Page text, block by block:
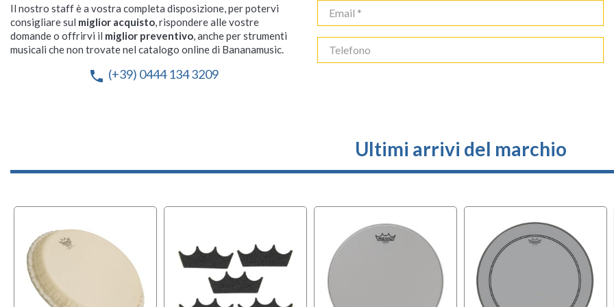
Il nostro staff è a vostra completa disposizione, per potervi
consigliare sul miglior acquisto, rispondere alle vostre
domande o offrirvi il miglior preventivo, anche per strumenti
musicali che non trovate nel catalogo online di Bananamusic.
phone (+39) 0444 134 3209
Ultimi arrivi del marchio